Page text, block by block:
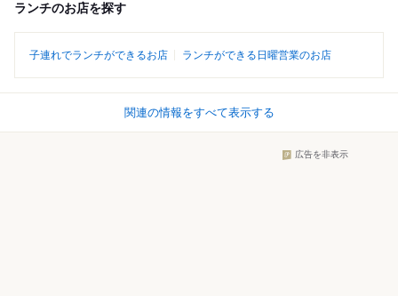
ランチのお店を探す
子連れでランチができるお店 ランチができる日曜営業のお店
関連の情報をすべて表示する
広告を非表示